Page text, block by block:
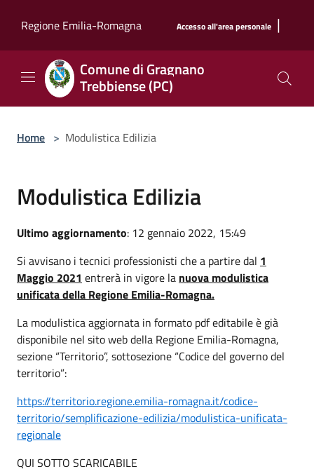
Regione Emilia-Romagna
Accesso all'area personale |
Comune di Gragnano
Trebbiense (PC)
Home > Modulistica Edilizia
Modulistica Edilizia
Ultimo aggiornamento: 12 gennaio 2022, 15:49
Si avvisano i tecnici professionisti che a partire dal 1
Maggio 2021 entrerà in vigore la nuova modulistica
unificata della Regione Emilia-Romagna.
La modulistica aggiornata in formato pdf editabile è già
disponibile nel sito web della Regione Emilia-Romagna,
sezione “Territorio”, sottosezione “Codice del governo del
territorio”:
https://territorio.regione.emilia-romagna.it/codice-
territorio/semplificazione-edilizia/modulistica-unificata-
regionale
QUI SOTTO SCARICABILE